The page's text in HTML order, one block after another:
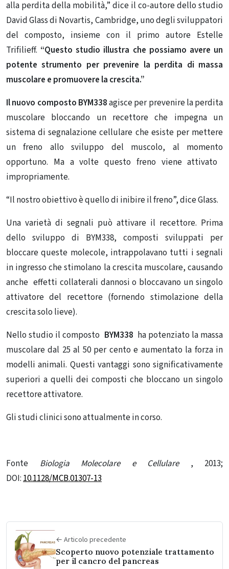
alla perdita della mobilità,” dice il co-autore dello studio
David Glass di Novartis, Cambridge, uno degli sviluppatori
del composto, insieme con il primo autore Estelle
Trifilieff. “Questo studio illustra che possiamo avere un
potente strumento per prevenire la perdita di massa
muscolare e promuovere la crescita.”
Il nuovo composto BYM338agisce per prevenire la perdita
muscolare bloccando un recettore che impegna un
sistema di segnalazione cellulare che esiste per mettere
un freno allo sviluppo del muscolo, al momento
opportuno. Ma a volte questo freno viene attivato ​​
impropriamente.
“Il nostro obiettivo è quello di inibire il freno”, dice Glass.
Una varietà di segnali può attivare il recettore. Prima
dello sviluppo di BYM338, composti sviluppati per
bloccare queste molecole, intrappolavano tutti i segnali
in ingresso che stimolano la crescita muscolare, causando
anche effetti collaterali dannosi o bloccavano un singolo
attivatore del recettore (fornendo stimolazione della
crescita solo lieve).
Nello studio il composto BYM338 ha potenziato la massa
muscolare dal 25 al 50 per cento e aumentato la forza in
modelli animali. Questi vantaggi sono significativamente
superiori a quelli dei composti che bloccano un singolo
recettore attivatore.
Gli studi clinici sono attualmente in corso.
Fonte Biologia Molecolare e Cellulare, 2013;
DOI: 10.1128/MCB.01307-13
← Articolo precedente
Scoperto nuovo potenziale trattamento
per il cancro del pancreas